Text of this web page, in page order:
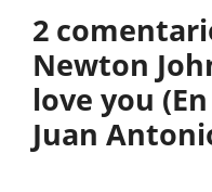
2
Newton
love you
Juan